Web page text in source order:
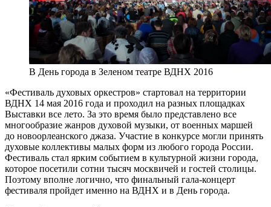
В День города в Зеленом театре ВДНХ 2016
«Фестиваль духовых оркестров» стартовал на территории
ВДНХ 14 мая 2016 года и проходил на разных площадках
Выставки все лето. За это время было представлено все
многообразие жанров духовой музыки, от военных маршей
до новоорлеанского джаза. Участие в конкурсе могли принять
духовые коллективы малых форм из любого города России.
Фестиваль стал ярким событием в культурной жизни города,
которое посетили сотни тысяч москвичей и гостей столицы.
Поэтому вполне логично, что финальный гала-концерт
фестиваля пройдет именно на ВДНХ и в День города.